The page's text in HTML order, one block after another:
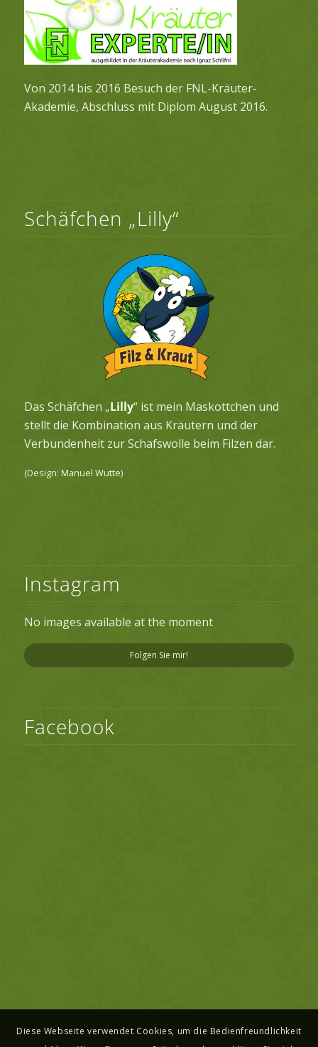
Von 2014 bis 2016 Besuch der FNL-Kräuter-
Akademie, Abschluss mit Diplom August 2016.
Schäfchen „Lilly“
Das Schäfchen „Lilly“ ist mein Maskottchen und
stellt die Kombination aus Kräutern und der
Verbundenheit zur Schafswolle beim Filzen dar.
(Design: Manuel Wutte)
Instagram
No images available at the moment
Folgen Sie mir!
Facebook
Diese Webseite verwendet Cookies, um die Bedienfreundlichkeit